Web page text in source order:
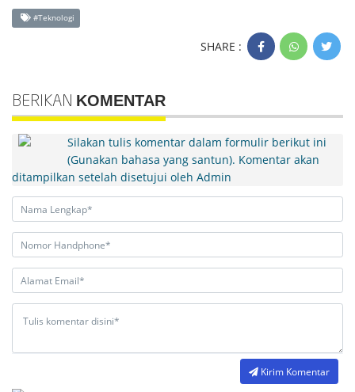
#Teknologi
SHARE :
BERIKAN KOMENTAR
Silakan tulis komentar dalam formulir berikut ini
(Gunakan bahasa yang santun). Komentar akan
ditampilkan setelah disetujui oleh Admin
Kirim Komentar